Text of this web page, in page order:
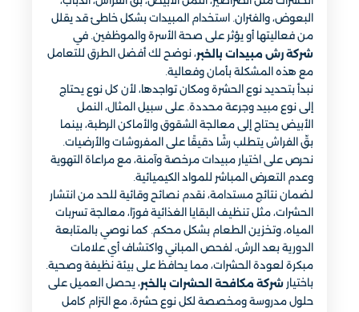
البعوض، والفئران. استخدام المبيدات بشكل خاطئ قد يقلل
من فعاليتها أو يؤثر على صحة الأسرة والموظفين. في
شركة رش مبيدات بالخبر، نوضح لك أفضل الطرق للتعامل
مع هذه المشكلة بأمان وفعالية.
نبدأ بتحديد نوع الحشرة ومكان تواجدها، لأن كل نوع يحتاج
إلى نوع مبيد وجرعة محددة. على سبيل المثال، النمل
الأبيض يحتاج إلى معالجة الشقوق والأماكن الرطبة، بينما
بقّ الفراش يتطلب رشًا دقيقًا على المفروشات والأرضيات.
نحرص على اختيار مبيدات مرخصة وآمنة، مع مراعاة التهوية
وعدم التعرض المباشر للمواد الكيميائية.
لضمان نتائج مستدامة، نقدم نصائح وقائية للحد من انتشار
الحشرات، مثل تنظيف البقايا الغذائية فورًا، معالجة تسربات
المياه، وتخزين الطعام بشكل محكم. كما نوصي بالمتابعة
الدورية بعد الرش، لفحص المباني واكتشاف أي علامات
مبكرة لعودة الحشرات، مما يحافظ على بيئة نظيفة وصحية.
باختيار شركة مكافحة الحشرات بالخبر، يحصل العميل على
حلول مدروسة ومخصصة لكل نوع حشرة، مع التزام كامل